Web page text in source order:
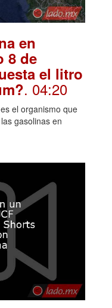
en
8 de
el litro
. 04:20
el organismo que
gasolinas en